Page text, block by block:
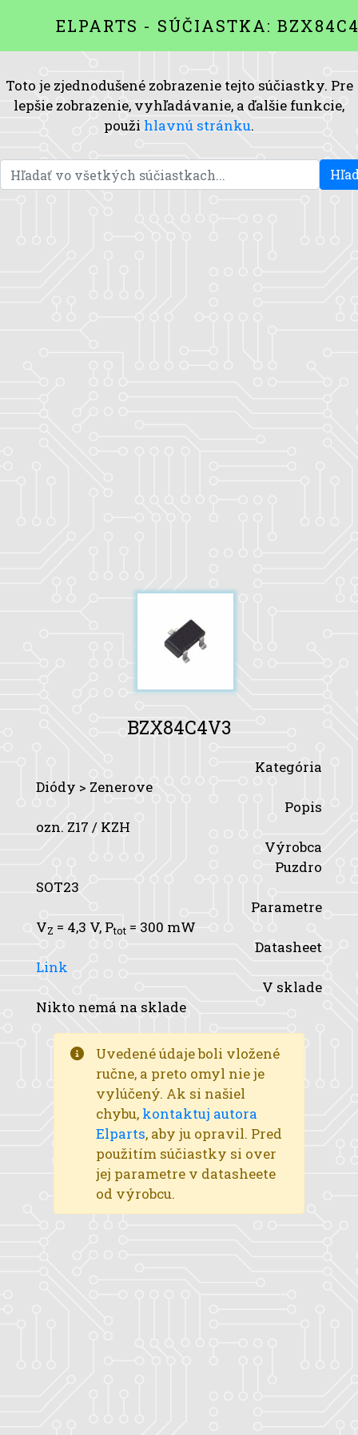
ELPARTS - SÚČIASTKA:
Toto je zjednodušené zobrazenie tejto súčiastky. Pre
lepšie zobrazenie, vyhľadávanie, a ďalšie funkcie,
použi hlavnú stránku.
BZX84C4V3
Kategória
Diódy > Zenerove
Popis
ozn. Z17 / KZH
Výrobca
Puzdro
SOT23
Parametre
VZ = 4,3 V, Ptot = 300 mW
Datasheet
Link
V sklade
Nikto nemá na sklade
Uvedené údaje boli vložené
ručne, a preto omyl nie je
vylúčený. Ak si našiel
chybu, kontaktuj autora
Elparts, aby ju opravil. Pred
použitím súčiastky si over
jej parametre v datasheete
od výrobcu.